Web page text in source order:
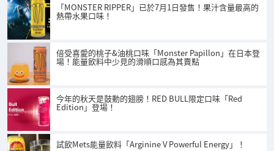
「MONSTER RIPPER」已於7月1日發售！果汁含量最高的
熱帶水果口味！
倍受喜愛的桃子&油桃口味「Monster Papillon」在日本登
場！能量飲料中少見的滑順口感為其賣點
今年的秋天是鼓動的翅膀！RED BULL限定口味「Red
Edition」登場！
試飲Mets能量飲料「Arginine V Powerful Energy」！